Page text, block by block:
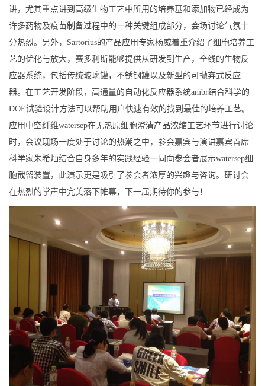
讲，尤其重点讲到高级生物工艺中所用的培养基和添加物已经成为
许多药物及疫苗制备过程中的一种关键组成部分，会场讨论气氛十
分热烈。另外，Sartorius的产品应用专家杨威着重介绍了细胞培养工
艺的优化与放大，赛多利斯能够提供从研发到生产，全线的生物反
应器系统，包括传统玻璃罐，不锈钢罐以及新型的可抛弃式反应
器。在工艺开发阶段，高通量的自动化反应器系统ambr结合科学的
DOE试验设计方法可以帮助用户快速有效的找到最佳的培养工艺。
应用中空纤维watersep在无热原细胞澄清产品浓缩工艺环节进行讨论
时，会议现场一度处于讨论的热潮之中，参会嘉宾与演讲嘉宾首席
科学家朱希灿结合自身多年的实践经验一同向参会者展示watersep细
胞截留装置，此演示更是吸引了参会者浓厚的兴趣与咨询。研讨会
在热烈的掌声中完美落下帷幕，下一届期待你的参与！